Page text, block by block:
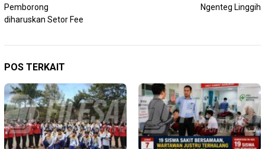
Pemborong
diharuskan Setor Fee
Ngenteg Linggih
POS TERKAIT